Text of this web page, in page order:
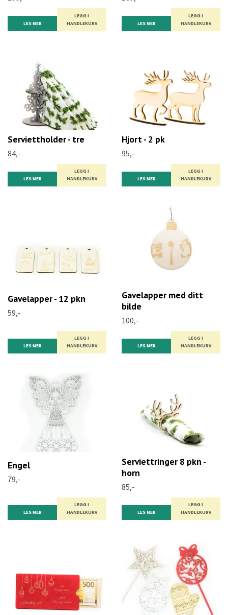
LES MER
LEGG I
HANDLEKURV
LES MER
LEGG I
HANDLEKURV
Serviettholder - tre
84,-
LES MER
LEGG I
HANDLEKURV
Hjort - 2 pk
95,-
LES MER
LEGG I
HANDLEKURV
Gavelapper - 12 pkn
59,-
LES MER
LEGG I
HANDLEKURV
Gavelapper med ditt
bilde
100,-
LES MER
LEGG I
HANDLEKURV
Engel
79,-
LES MER
LEGG I
HANDLEKURV
Serviettringer 8 pkn -
horn
85,-
LES MER
LEGG I
HANDLEKURV